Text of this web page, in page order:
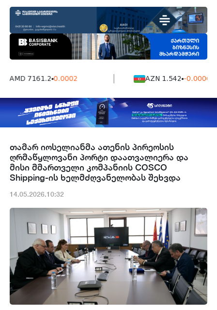
AMD 7161.2 0.0002 AZN 1.542 -0.0006
თამარ იოსელიანმა ათენის პირეოსის
ღრმაწყლოვანი პორტი დაათვალიერა და
მისი მმართველი კომპანიის COSCO
Shipping-ის ხელმძღვანელობას შეხვდა
14.05.2026.10:32